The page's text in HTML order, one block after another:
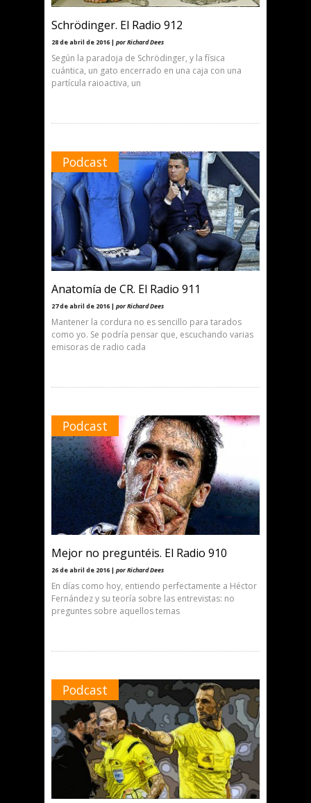
Schrödinger. El Radio 912
28 de abril de 2016 | por Richard Dees
Según la paradoja de Schrödinger, y la física
cuántica, un gato encerrado en una caja con una
partícula raioactiva, un
Podcast
Anatomía de CR. El Radio 911
27 de abril de 2016 | por Richard Dees
Mantener la cordura no es sencillo para tarados
como yo. Se podría pensar que, escuchando varias
emisoras de radio cada
Podcast
Mejor no preguntéis. El Radio 910
26 de abril de 2016 | por Richard Dees
En días como hoy, entiendo perfectamente a Héctor
Fernández y su teoría sobre las entrevistas: no
preguntes sobre aquellos temas
Podcast